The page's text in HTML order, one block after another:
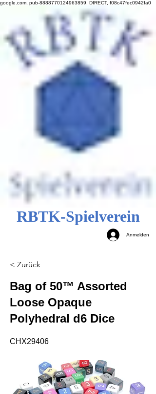
google.com, pub-8888770124963859, DIRECT, f08c47fec0942fa0
RBTK-Spielverein
Anmelden
< Zurück
Bag of 50™ Assorted
Loose Opaque
Polyhedral d6 Dice
CHX29406